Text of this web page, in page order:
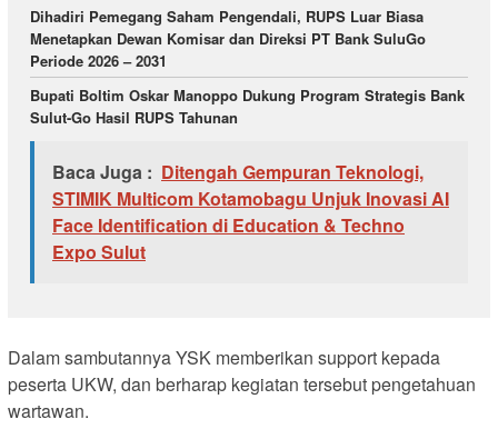
Dihadiri Pemegang Saham Pengendali, RUPS Luar Biasa
Menetapkan Dewan Komisar dan Direksi PT Bank SuluGo
Periode 2026 – 2031
Bupati Boltim Oskar Manoppo Dukung Program Strategis Bank
Sulut-Go Hasil RUPS Tahunan
Baca Juga : Ditengah Gempuran Teknologi,
STIMIK Multicom Kotamobagu Unjuk Inovasi AI
Face Identification di Education & Techno
Expo Sulut
‎Dalam sambutannya YSK memberikan support kepada
peserta UKW, dan berharap kegiatan tersebut pengetahuan
wartawan.